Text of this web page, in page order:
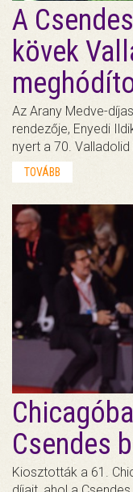
A
kövek
Az Arany Medve-
rendezője, Enyedi
nyert a 70. Valladolid
TOVÁBB
Csendes
Kiosztották a 61.